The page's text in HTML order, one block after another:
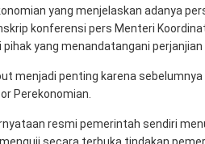
yang menjelaskan adanya
konferensi pers Menteri
pihak yang menandatangani
menjadi penting karena
Perekonomian.
resmi pemerintah sendiri